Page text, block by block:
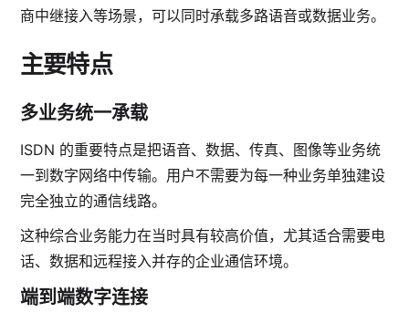
商中继接入等场景，可以同时承载多路语音或数据业务。
主要特点
多业务统一承载
ISDN 的重要特点是把语音、数据、传真、图像等业务统
一到数字网络中传输。用户不需要为每一种业务单独建设
完全独立的通信线路。
这种综合业务能力在当时具有较高价值，尤其适合需要电
话、数据和远程接入并存的企业通信环境。
端到端数字连接